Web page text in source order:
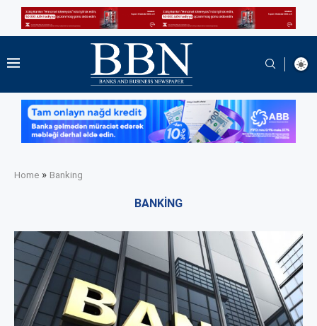
Home » Banking
BANKING